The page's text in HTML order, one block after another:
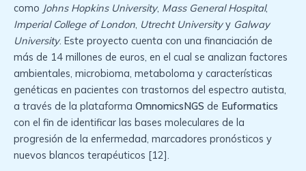
como Johns Hopkins University, Mass General Hospital,
Imperial College of London, Utrecht Universityy Galway
University. Este proyecto cuenta con una financiación de
más de 14 millones de euros, en el cual se analizan factores
ambientales, microbioma, metaboloma y características
genéticas en pacientes con trastornos del espectro autista,
a través de la plataforma OmnomicsNGS de Euformatics
con el fin de identificar las bases moleculares de la
progresión de la enfermedad, marcadores pronósticos y
nuevos blancos terapéuticos [12].